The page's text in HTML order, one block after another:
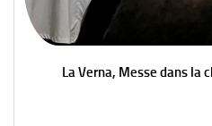
La Verna, Messe dans la